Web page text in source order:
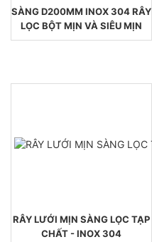
SÀNG D200MM INOX 304 RÂY
LỌC BỘT MỊN VÀ SIÊU MỊN
RÂY LƯỚI MỊN SÀNG LỌC TẠP
CHẤT - INOX 304